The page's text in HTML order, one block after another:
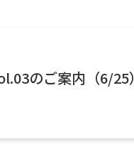
のご案内（6/25）